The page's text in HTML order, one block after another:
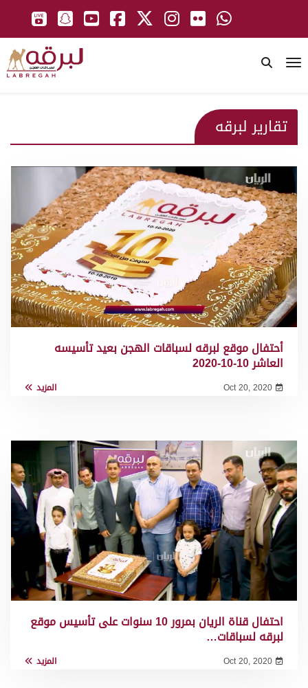
تقارير لبرقه
أحتفال موقع لبرقه لسباقات الهجن بعيد تأسيسه
العاشر 10-10-2020
Oct 20, 2020 المزيد
احتفال قناة الريان بمرور 10 سنوات على تأسيس موقع
لبرقه لسباقات…
Oct 20, 2020 المزيد